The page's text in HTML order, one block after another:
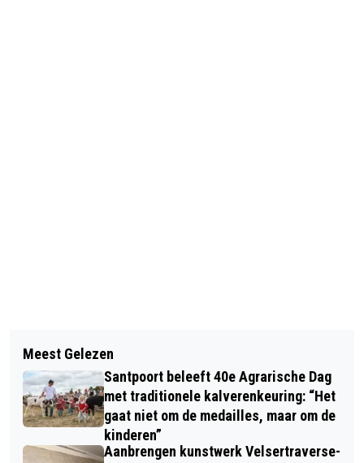
WERK TIJDELIJK STILGELEGD BIJ
VISDISTRIBUTEUR WEGENS
AMMONIAKLEK
TWEE PERSONENAUTO’S UITGEBRAND
IN BEVERWIJK, OMLIGGENDE
VOERTUIGEN BESCHADIGD
Meest Gelezen
Santpoort beleeft 40e Agrarische Dag
met traditionele kalverenkeuring: “Het
gaat niet om de medailles, maar om de
kinderen”
Aanbrengen kunstwerk Velsertraverse-